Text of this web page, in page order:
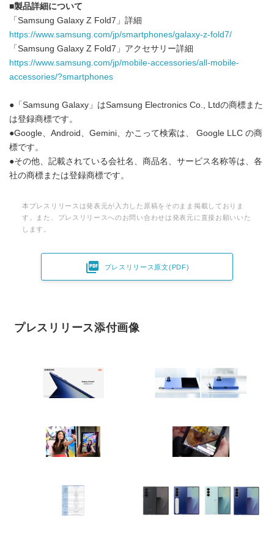
■製品詳細について
「Samsung Galaxy Z Fold7」詳細
https://www.samsung.com/jp/smartphones/galaxy-z-fold7/
「Samsung Galaxy Z Fold7」アクセサリー詳細
https://www.samsung.com/jp/mobile-accessories/all-mobile-
accessories/?smartphones
●「Samsung Galaxy」はSamsung Electronics Co., Ltdの商標また
は登録商標です。
●Google、Android、Gemini、かこって検索は、 Google LLC の商
標です。
●その他、記載されている会社名、商品名、サービス名称等は、各
社の商標または登録商標です。
本プレスリリースは発表元が入力した原稿をそのまま掲載しておりま
す。また、プレスリリースへのお問い合わせは発表元に直接お願いいた
します。
 プレスリリース原文(PDF)
プレスリリース添付画像